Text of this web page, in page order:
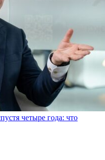
четыре года: что